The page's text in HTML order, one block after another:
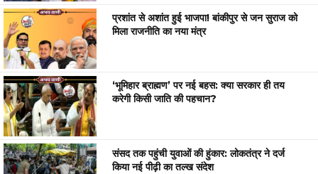
प्रशांत से अशांत हुई भाजपा! बांकीपुर से जन सुराज को
मिला राजनीति का नया मंत्र
‘भूमिहार ब्राह्मण’ पर नई बहस: क्या सरकार ही तय
करेगी किसी जाति की पहचान?
संसद तक पहुंची युवाओं की हुंकार: लोकतंत्र ने दर्ज
किया नई पीढ़ी का तल्ख संदेश